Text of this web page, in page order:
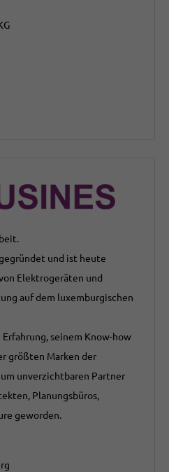
und ist heute
Elektrogeräten und
auf dem luxemburgischen
seinem Know-how
größten Marken der
unverzichtbaren Partner
Planungsbüros,
geworden.